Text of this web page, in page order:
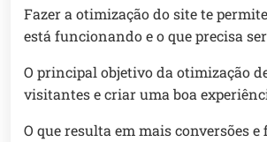
Fazer a otimização do site te
está funcionando e o que precisa
O principal objetivo da otimização
visitantes e criar uma boa
O que resulta em mais conversões